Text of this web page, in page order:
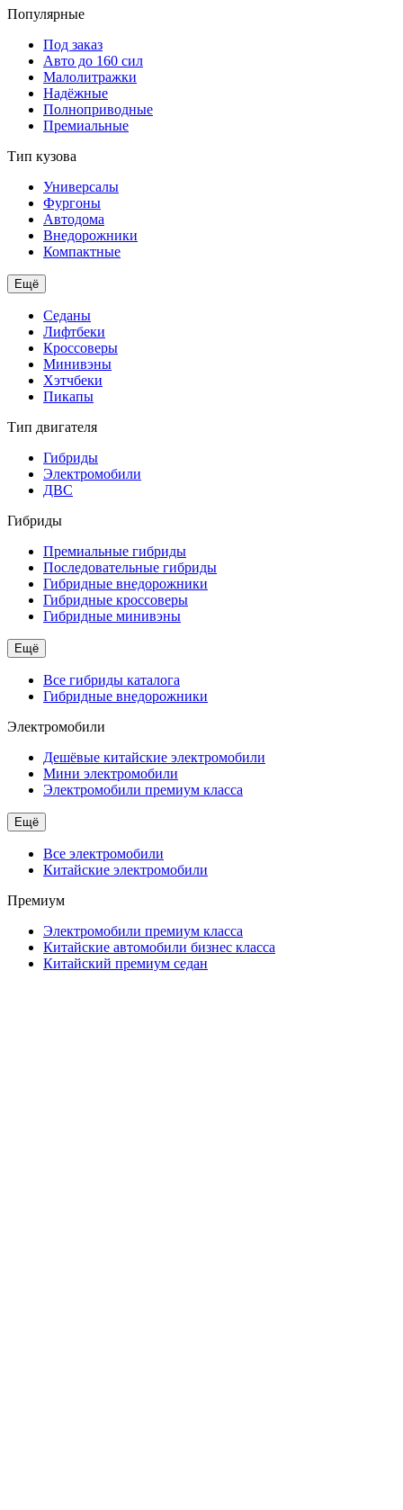
Популярные
Под заказ
Авто до 160 сил
Малолитражки
Надёжные
Полноприводные
Премиальные
Тип кузова
Универсалы
Фургоны
Автодома
Внедорожники
Компактные
Ещё
Седаны
Лифтбеки
Кроссоверы
Минивэны
Хэтчбеки
Пикапы
Тип двигателя
Гибриды
Электромобили
ДВС
Гибриды
Премиальные гибриды
Последовательные гибриды
Гибридные внедорожники
Гибридные кроссоверы
Гибридные минивэны
Ещё
Все гибриды каталога
Гибридные внедорожники
Электромобили
Дешёвые китайские электромобили
Мини электромобили
Электромобили премиум класса
Ещё
Все электромобили
Китайские электромобили
Премиум
Электромобили премиум класса
Китайские автомобили бизнес класса
Китайский премиум седан